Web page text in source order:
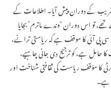
کے دوران پیش آیا۔ اطلاعات کے
تو اس دوران ‘وندے ماترم’ بجایا
پی آئی کا موقف ہے کہ ریاستی ترانے،
ہے، کو ترجیح دی جانی چاہیے،
کا مؤقف ریاست کی ثقافتی شناخت اور